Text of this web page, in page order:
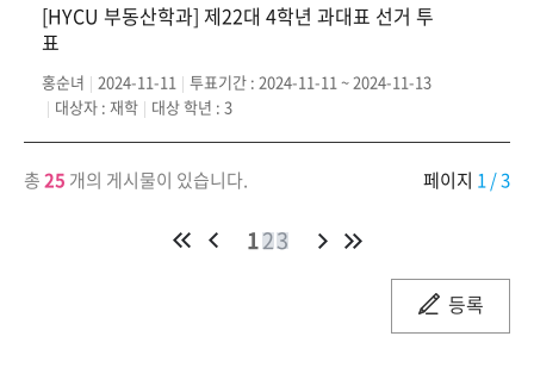
[HYCU 부동산학과] 제22대 4학년 과대표 선거 투
표
홍순녀 2024-11-11
투표기간 : 2024-11-11 ~ 2024-11-13
대상자 : 재학
대상 학년 : 3
총25 개의 게시물이 있습니다. 페이지 1/ 3
123
등록